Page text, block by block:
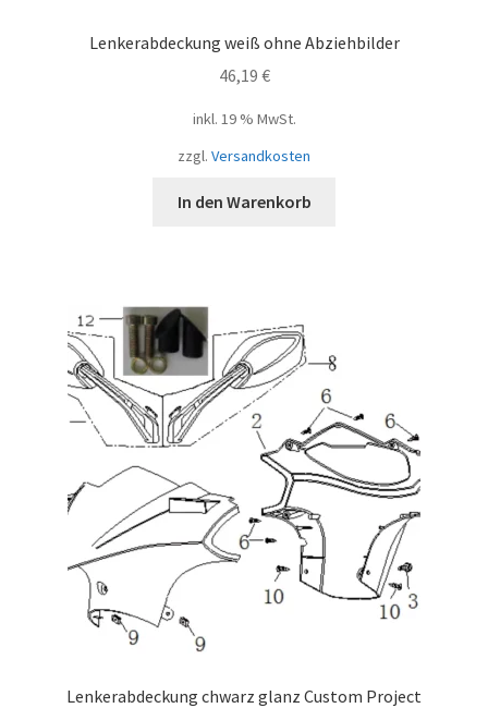
Lenkerabdeckung weiß ohne Abziehbilder
46,19 €
inkl. 19 % MwSt.
zzgl. Versandkosten
In den Warenkorb
Lenkerabdeckung chwarz glanz Custom Project